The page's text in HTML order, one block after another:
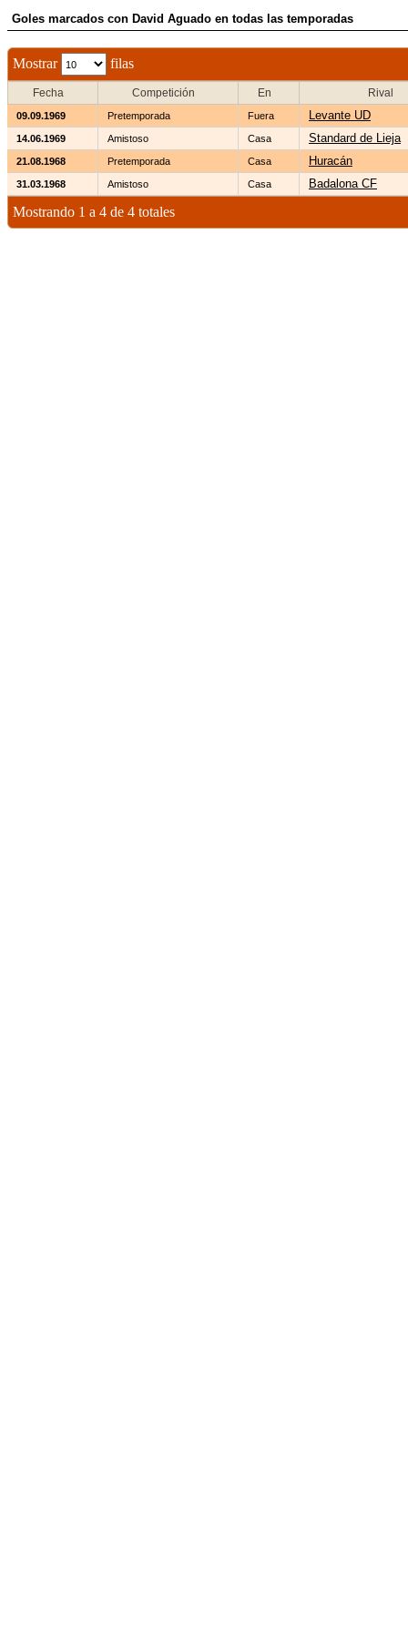
Goles marcados con David Aguado en todas las temporadas
Mostrar filas
Fecha Competición En Rival
09.09.1969 Pretemporada Fuera Levante UD
14.06.1969 Amistoso Casa Standard de Lieja
21.08.1968 Pretemporada Casa Huracán
31.03.1968 Amistoso Casa Badalona CF
Mostrando 1 a 4 de 4 totales